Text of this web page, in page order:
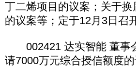
丁二烯项目的议案；关于
的议案等；定于12月3日召
002421 达实智能 董事
请7000万元综合授信额度